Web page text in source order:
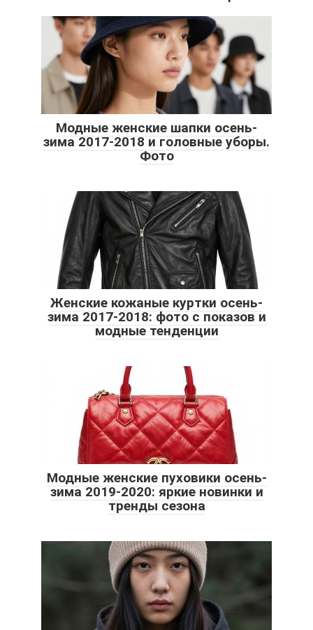
Модные женские шапки осень-
зима 2017-2018 и головные уборы.
Фото
Женские кожаные куртки осень-
зима 2017-2018: фото с показов и
модные тенденции
Модные женские пуховики осень-
зима 2019-2020: яркие новинки и
тренды сезона